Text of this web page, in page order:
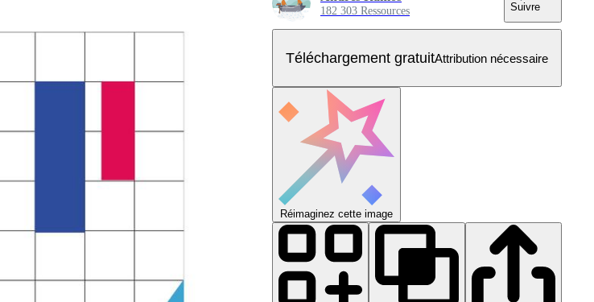
182 303 Ressources Suivre
Téléchargement gratuitAttribution nécessaire
Réimaginez cette image